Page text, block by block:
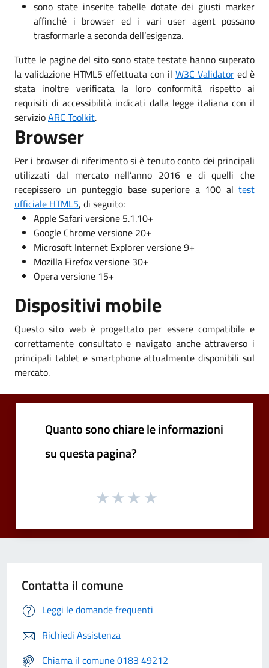
sono state inserite tabelle dotate dei giusti marker
affinché i browser ed i vari user agent possano
trasformarle a seconda dell’esigenza.
Tutte le pagine del sito sono state testate hanno superato
la validazione HTML5 effettuata con il W3C Validator ed è
stata inoltre verificata la loro conformità rispetto ai
requisiti di accessibilità indicati dalla legge italiana con il
servizioARC Toolkit.
Browser
Per i browser di riferimento si è tenuto conto dei principali
utilizzati dal mercato nell’anno 2016 e di quelli che
recepissero un punteggio base superiore a 100 al test
ufficiale HTML5, di seguito:
Apple Safari versione 5.1.10+
Google Chrome versione 20+
Microsoft Internet Explorer versione 9+
Mozilla Firefox versione 30+
Opera versione 15+
Dispositivi mobile
Questo sito web è progettato per essere compatibile e
correttamente consultato e navigato anche attraverso i
principali tablet e smartphone attualmente disponibili sul
mercato.
Quanto sono chiare le informazioni
su questa pagina?
Contatta il comune
Leggi le domande frequenti
Richiedi Assistenza
Chiama il comune 0183 49212